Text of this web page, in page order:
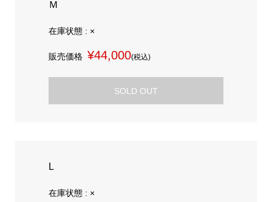
Ｍ
在庫状態 : ×
販売価格 ¥44,000(税込)
SOLD OUT
L
在庫状態 : ×